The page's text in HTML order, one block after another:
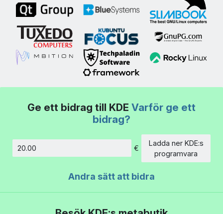
Ge ett bidrag till KDE Varför ge ett
bidrag?
€
Ladda ner KDE:s
programvara
Andra sätt att bidra